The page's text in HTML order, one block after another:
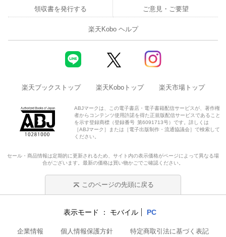
領収書を発行する ご意見・ご要望
楽天Kobo ヘルプ
楽天ブックストップ 楽天Koboトップ 楽天市場トップ
ABJマークは、この電子書店・電子書籍配信サービスが、著作権
者からコンテンツ使用許諾を得た正規版配信サービスであること
を示す登録商標（登録番号 第6091713号）です。詳しくは
［ABJマーク］または［電子出版制作・流通協議会］で検索して
ください。
セール・商品情報は定期的に更新されるため、サイト内の表示価格がページによって異なる場
合がございます。最新の価格は買い物かごでご確認ください。
このページの先頭に戻る
表示モード モバイル PC
企業情報 個人情報保護方針 特定商取引法に基づく表記